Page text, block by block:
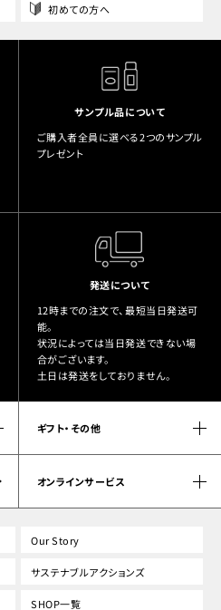
初めての方へ
サンプル品について
ご購入者全員に選べる2つのサンプル
プレゼント
発送について
12時までの注文で、最短当日発送可
能。
状況によっては当日発送できない場
合がございます。
土日は発送をしておりません。
ギフト・その他
オンラインサービス
Our Story
サステナブルアクションズ
SHOP一覧